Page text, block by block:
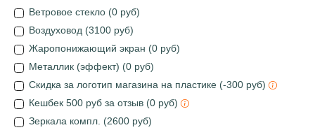
Ветровое стекло (0 руб)
Воздуховод (3100 руб)
Жаропонижающий экран (0 руб)
Металлик (эффект) (0 руб)
Скидка за логотип магазина на пластике (-300 руб)
Кешбек 500 руб за отзыв (0 руб)
Зеркала компл. (2600 руб)